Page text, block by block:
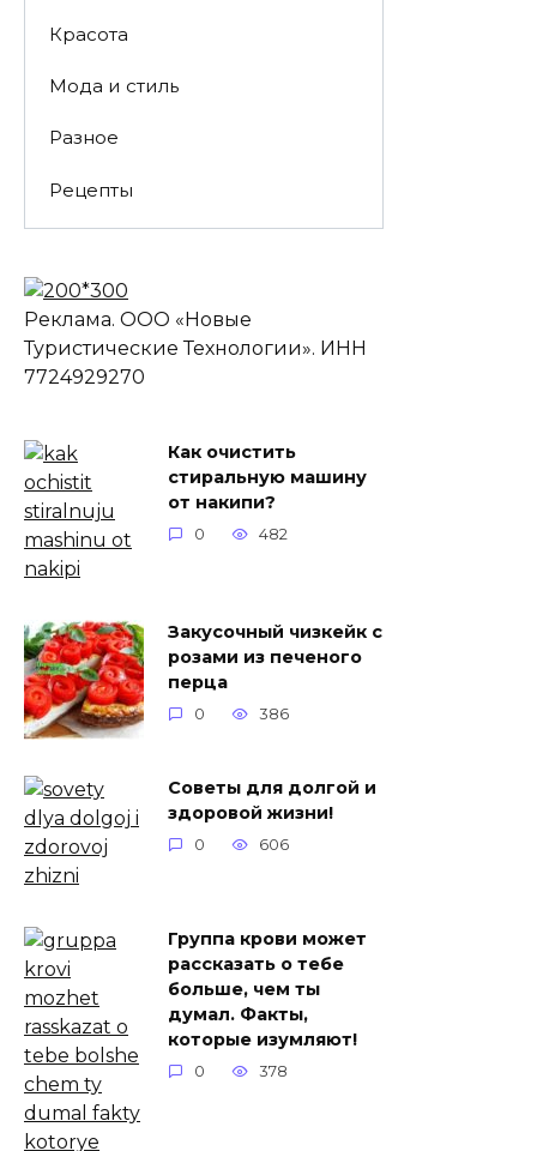
Красота
Мода и стиль
Разное
Рецепты
Реклама. ООО «Новые
Туристические Технологии». ИНН
7724929270
Как очистить
стиральную машину
от накипи?
0 482
Закусочный чизкейк с
розами из печеного
перца
0 386
Советы для долгой и
здоровой жизни!
0 606
Группа крови может
рассказать о тебе
больше, чем ты
думал. Факты,
которые изумляют!
0 378